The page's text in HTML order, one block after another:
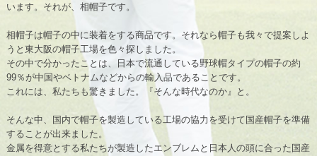
います。それが、相帽子です。
相帽子は帽子の中に装着をする商品です。それなら帽子も我々で提案しよ
うと東大阪の帽子工場を色々探しました。
その中で分かったことは、日本で流通している野球帽タイプの帽子の約
99％が中国やベトナムなどからの輸入品であることです。
これには、私たちも驚きました。『そんな時代なのか』と。
そんな中、国内で帽子を製造している工場の協力を受けて国産帽子を準備
することが出来ました。
金属を得意とする私たちが製造したエンブレムと日本人の頭に合った国産